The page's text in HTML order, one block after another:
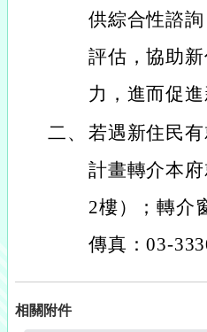
供綜合性諮
評估，協助
力，進而促
二、 若遇新住民
計畫轉介本
2樓）；轉介
傳真：03-
相關附件